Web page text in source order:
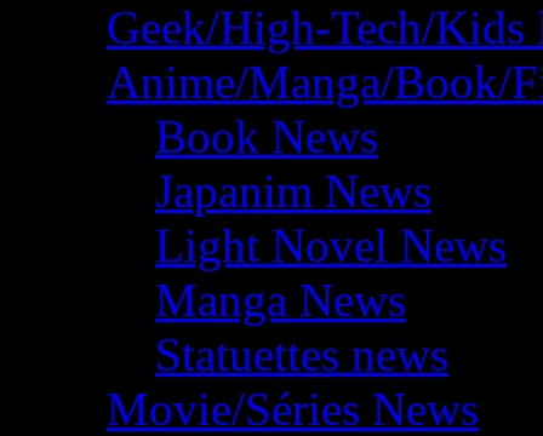
Geek/High-Tech/Kids
Anime/Manga/Book/
Book News
Japanim News
Light Novel News
Manga News
Statuettes news
Movie/Séries News